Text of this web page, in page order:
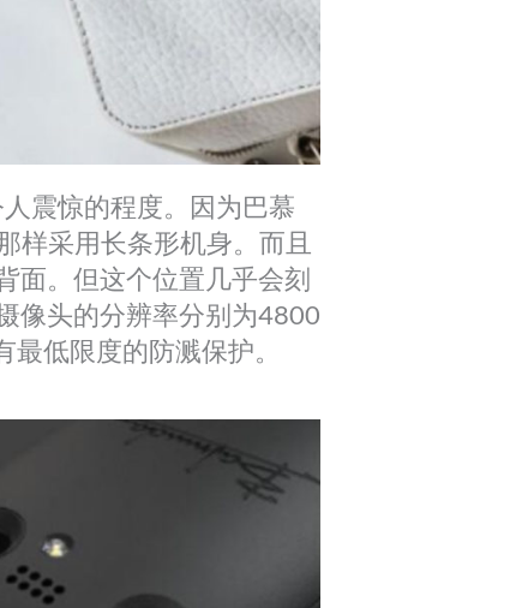
震惊的程度。因为巴慕
样采用长条形机身。而且
面。但这个位置几乎会刻
像头的分辨率分别为4800
低限度的防溅保护。